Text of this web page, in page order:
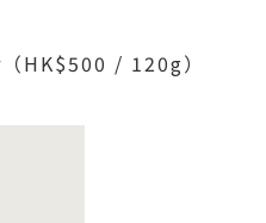
（HK$500 / 120g）